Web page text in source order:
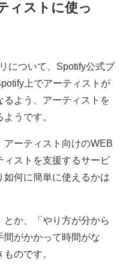
ィストに使っ
について、Spotify公式ブ
上でアーティストが
るよう、アーティストを
うです。
アーティスト向けのWEB
ィストを支援するサービ
如何に簡単に使えるかは
とか、「やり方が分から
間がかかって時間がな
のです。